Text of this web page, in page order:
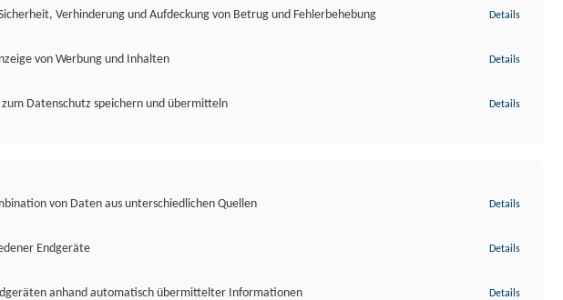
Verhinderung und Aufdeckung von Betrug und Fehlerbehebung
Details
von Werbung und Inhalten Details
Datenschutz speichern und übermitteln Details
von Daten aus unterschiedlichen Quellen
Details
Endgeräte Details
anhand automatisch übermittelter Informationen Details